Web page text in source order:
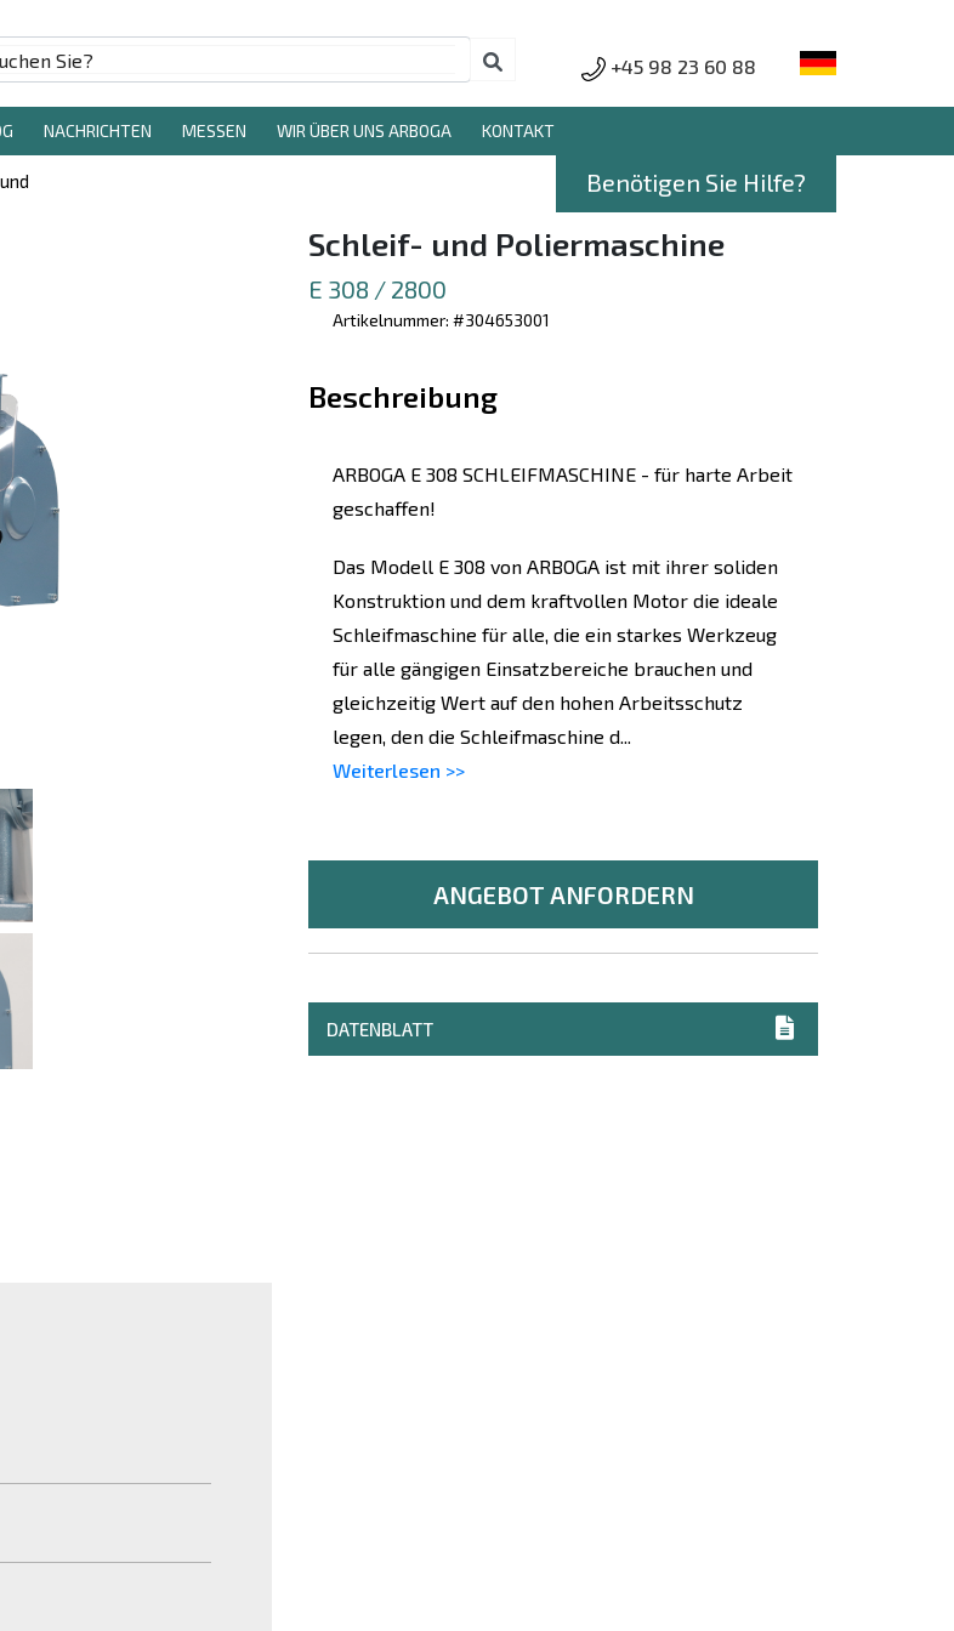
+45 98 23 60 88
NACHRICHTEN MESSEN WIR ÜBER UNS ARBOGA KONTAKT
Benötigen Sie Hilfe?
Schleif- und Poliermaschine
E 308 / 2800
Artikelnummer: #304653001
Beschreibung
ARBOGA E 308 SCHLEIFMASCHINE - für harte Arbeit
geschaffen!
Das Modell E 308 von ARBOGA ist mit ihrer soliden
Konstruktion und dem kraftvollen Motor die ideale
Schleifmaschine für alle, die ein starkes Werkzeug
für alle gängigen Einsatzbereiche brauchen und
gleichzeitig Wert auf den hohen Arbeitsschutz
legen, den die Schleifmaschine d...
Weiterlesen >>
ANGEBOT ANFORDERN
DATENBLATT